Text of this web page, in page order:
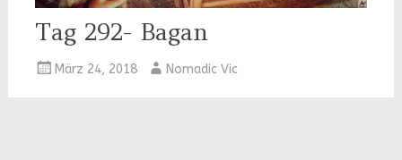
Tag 292- Bagan
März 24, 2018 Nomadic Vic